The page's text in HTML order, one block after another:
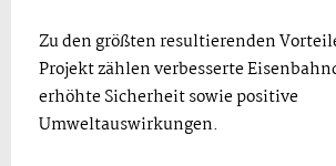
Zu den größten resultierenden
Projekt zählen verbesserte
erhöhte Sicherheit sowie positive
Umweltauswirkungen.